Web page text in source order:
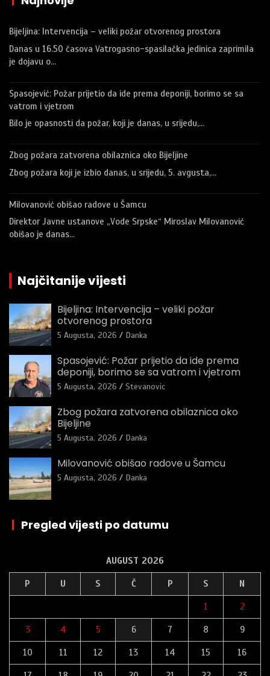
Bijeljina: Intervencija – veliki požar otvorenog prostora
Danas u 16.50 časova Vatrogasno-spasilačka jedinica zaprimila
je dojavu o…
Spasojević: Požar prijetio da ide prema deponiji, borimo se sa
vatrom i vjetrom
Bilo je opasnosti da požar, koji je danas, u srijedu,…
Zbog požara zatvorena obilaznica oko Bijeljine
Zbog požara koji je izbio danas, u srijedu, 5. avgusta,…
Milovanović obišao radove u Šamcu
Direktor Javne ustanove „Vode Srpske“ Miroslav Milovanović
obišao je danas…
Najčitanije vijesti
Bijeljina: Intervencija – veliki požar
otvorenog prostora
5 Augusta, 2026 Danka
Spasojević: Požar prijetio da ide prema
deponiji, borimo se sa vatrom i vjetrom
5 Augusta, 2026 Stevanovic
Zbog požara zatvorena obilaznica oko
Bijeljine
5 Augusta, 2026 Danka
Milovanović obišao radove u Šamcu
5 Augusta, 2026 Danka
| Pregled vijesti po datumu
AUGUST 2026
P U S Č P S N
1 2
3 4 5 6 7 8 9
10 11 12 13 14 15 16